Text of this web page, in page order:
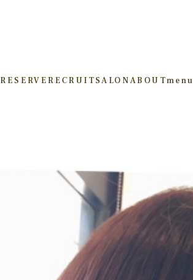
RESERVE RECRUITSALONABOUTmenu